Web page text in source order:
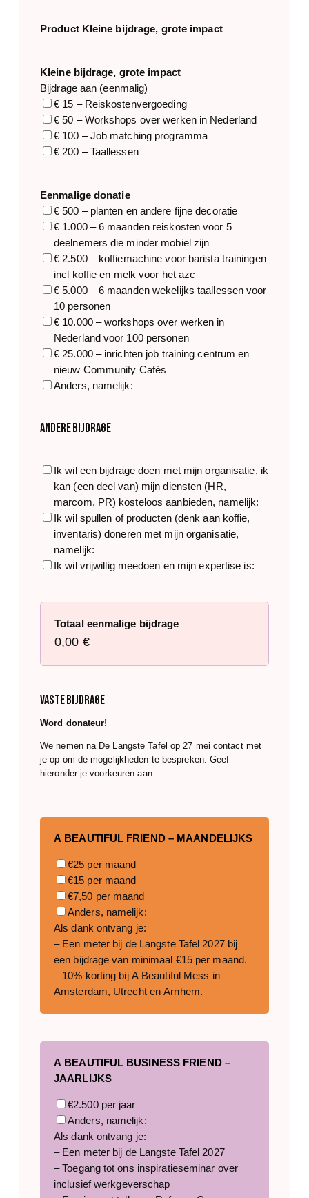
Product Kleine bijdrage, grote impact
Kleine bijdrage, grote impact
Bijdrage aan (eenmalig)
€ 15 – Reiskostenvergoeding
€ 50 – Workshops over werken in Nederland
€ 100 – Job matching programma
€ 200 – Taallessen
Eenmalige donatie
€ 500 – planten en andere fijne decoratie
€ 1.000 – 6 maanden reiskosten voor 5
deelnemers die minder mobiel zijn
€ 2.500 – koffiemachine voor barista trainingen
incl koffie en melk voor het azc
€ 5.000 – 6 maanden wekelijks taallessen voor
10 personen
€ 10.000 – workshops over werken in
Nederland voor 100 personen
€ 25.000 – inrichten job training centrum en
nieuw Community Cafés
Anders, namelijk:
Andere bijdrage
A
e
b
Ik wil een bijdrage doen met mijn organisatie, ik
kan (een deel van) mijn diensten (HR,
marcom, PR) kosteloos aanbieden, namelijk:
Ik wil spullen of producten (denk aan koffie,
inventaris) doneren met mijn organisatie,
namelijk:
Ik wil vrijwillig meedoen en mijn expertise is:
Totaal eenmalige bijdrage
0,00 €
Vaste bijdrage
Word donateur!
We nemen na De Langste Tafel op 27 mei contact met
je op om de mogelijkheden te bespreken. Geef
hieronder je voorkeuren aan.
A BEAUTIFUL FRIEND – MAANDELIJKS
€25 per maand
€15 per maand
€7,50 per maand
Anders, namelijk:
Als dank ontvang je:
– Een meter bij de Langste Tafel 2027 bij
een bijdrage van minimaal €15 per maand.
– 10% korting bij A Beautiful Mess in
Amsterdam, Utrecht en Arnhem.
A BEAUTIFUL BUSINESS FRIEND –
JAARLIJKS
€2.500 per jaar
Anders, namelijk:
Als dank ontvang je:
– Een meter bij de Langste Tafel 2027
– Toegang tot ons inspiratieseminar over
inclusief werkgeverschap